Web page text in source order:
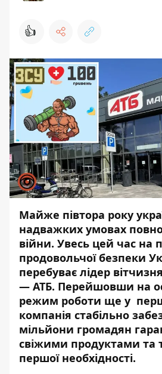
👍
Майже півтора року
надважких умовах
війни. Увесь цей час на
продовольчої безпеки
перебуває лідер
— АТБ. Перейшовши на
режим роботи ще у
компанія стабільно
мільйони громадян
свіжими продуктами та
першої необхідності.